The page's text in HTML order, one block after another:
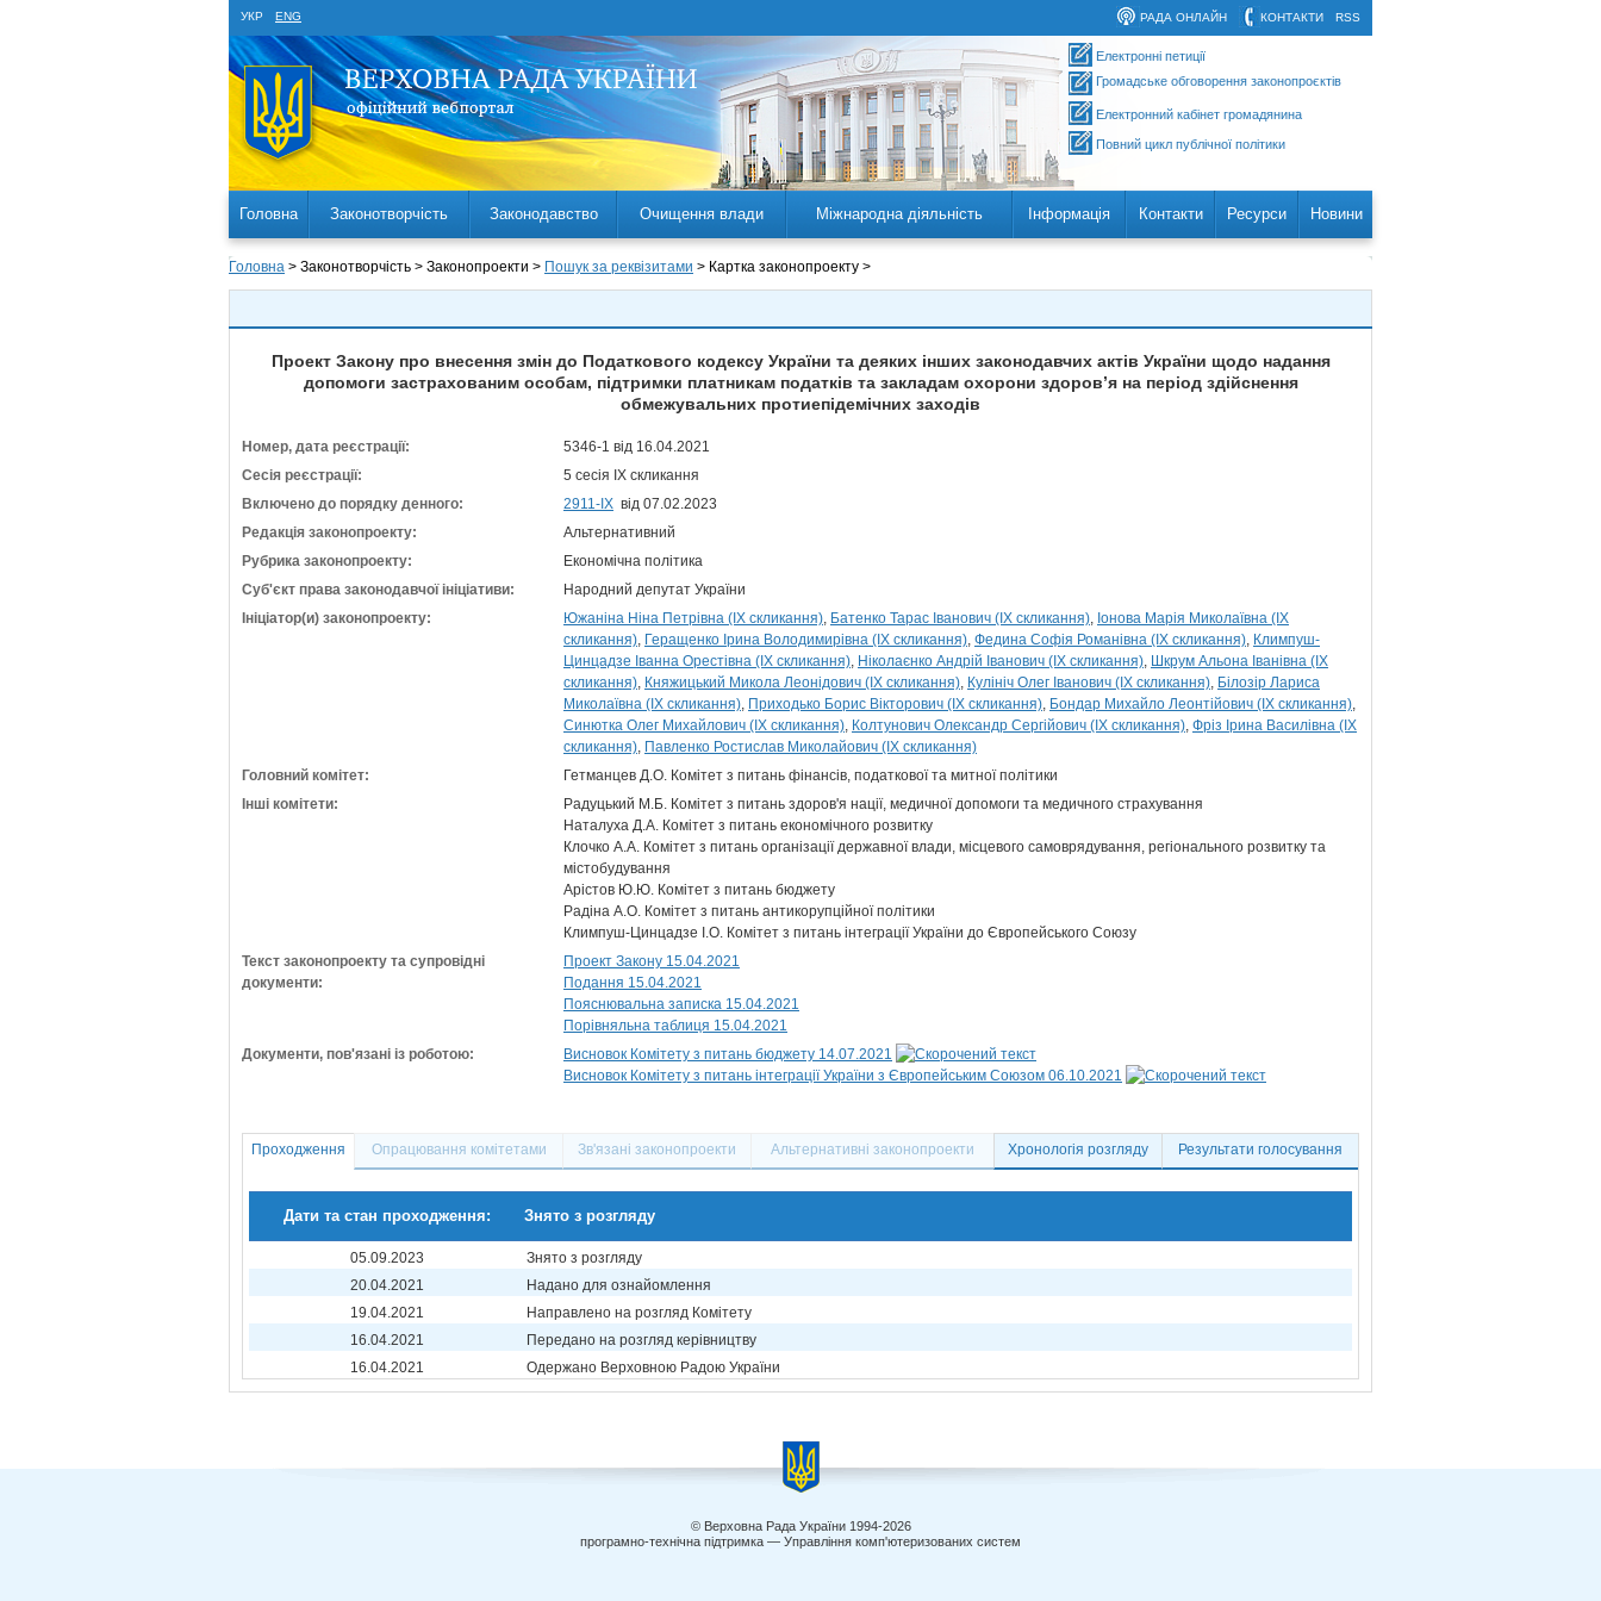
УКР ENG RSS
КОНТАКТИ
РАДА ОНЛАЙН
Електронні петиції
Громадське обговорення законопроєктів
Електронний кабінет громадянина
Повний цикл публічної політики
Головна Законотворчість Законодавство Очищення влади Міжнародна діяльність Інформація Контакти Ресурси Новини
Головна > Законотворчість > Законопроекти > Пошук за реквізитами > Картка законопроекту >
Проект Закону про внесення змін до Податкового кодексу України та деяких інших законодавчих актів України щодо надання
допомоги застрахованим особам, підтримки платникам податків та закладам охорони здоров’я на період здійснення
обмежувальних протиепідемічних заходів
Номер, дата реєстрації:
5346-1 від 16.04.2021
Сесія реєстрації:
5 сесія IX скликання
Включено до порядку денного:
2911-ІХ від 07.02.2023
Редакція законопроекту:
Альтернативний
Рубрика законопроекту:
Економічна політика
Суб'єкт права законодавчої ініціативи:
Народний депутат України
Ініціатор(и) законопроекту:
Южаніна Ніна Петрівна (IX скликання) Батенко Тарас Іванович (IX скликання)
Іонова Марія Миколаївна (IX
скликання) Геращенко Ірина Володимирівна (IX скликання) Федина Софія Романівна (IX скликання) Климпуш-
Цинцадзе Іванна Орестівна (IX скликання) Ніколаєнко Андрій Іванович (IX скликання) Шкрум Альона Іванівна (IX
скликання) Княжицький Микола Леонідович (IX скликання) Кулініч Олег Іванович (IX скликання) Білозір Лариса
Миколаївна (IX скликання) Приходько Борис Вікторович (IX скликання) Бондар Михайло Леонтійович (IX скликання)
Синютка Олег Михайлович (IX скликання) Колтунович Олександр Сергійович (IX скликання) Фріз Ірина Василівна (IX
скликання) Павленко Ростислав Миколайович (IX скликання)
Головний комітет:
Гетманцев Д.О. Комітет з питань фінансів, податкової та митної політики
Інші комітети:
Радуцький М.Б. Комітет з питань здоров'я нації, медичної допомоги та медичного страхування
Наталуха Д.А. Комітет з питань економічного розвитку
Клочко А.А. Комітет з питань організації державної влади, місцевого самоврядування, регіонального розвитку та
містобудування
Арістов Ю.Ю. Комітет з питань бюджету
Радіна А.О. Комітет з питань антикорупційної політики
Климпуш-Цинцадзе І.О. Комітет з питань інтеграції України до Європейського Союзу
Текст законопроекту та супровідні
документи:
Проект Закону 15.04.2021
Подання 15.04.2021
Пояснювальна записка 15.04.2021
Порівняльна таблиця 15.04.2021
Документи, пов'язані із роботою:
Висновок Комітету з питань бюджету 14.07.2021
Висновок Комітету з питань інтеграції України з Європейським Союзом 06.10.2021
Проходження Опрацювання комітетами Зв'язані законопроекти Альтернативні законопроекти Хронологія розгляду Результати голосування
Дати та стан проходження: Знято з розгляду
05.09.2023
Знято з розгляду
20.04.2021
Надано для ознайомлення
19.04.2021
Направлено на розгляд Комітету
16.04.2021
Передано на розгляд керівництву
16.04.2021
Одержано Верховною Радою України
© Верховна Рада України 1994-2026
програмно-технічна підтримка — Управління комп'ютеризованих систем